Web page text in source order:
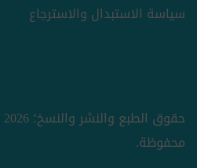
سياسة الاستبدال والاسترجاع
محفوظة.